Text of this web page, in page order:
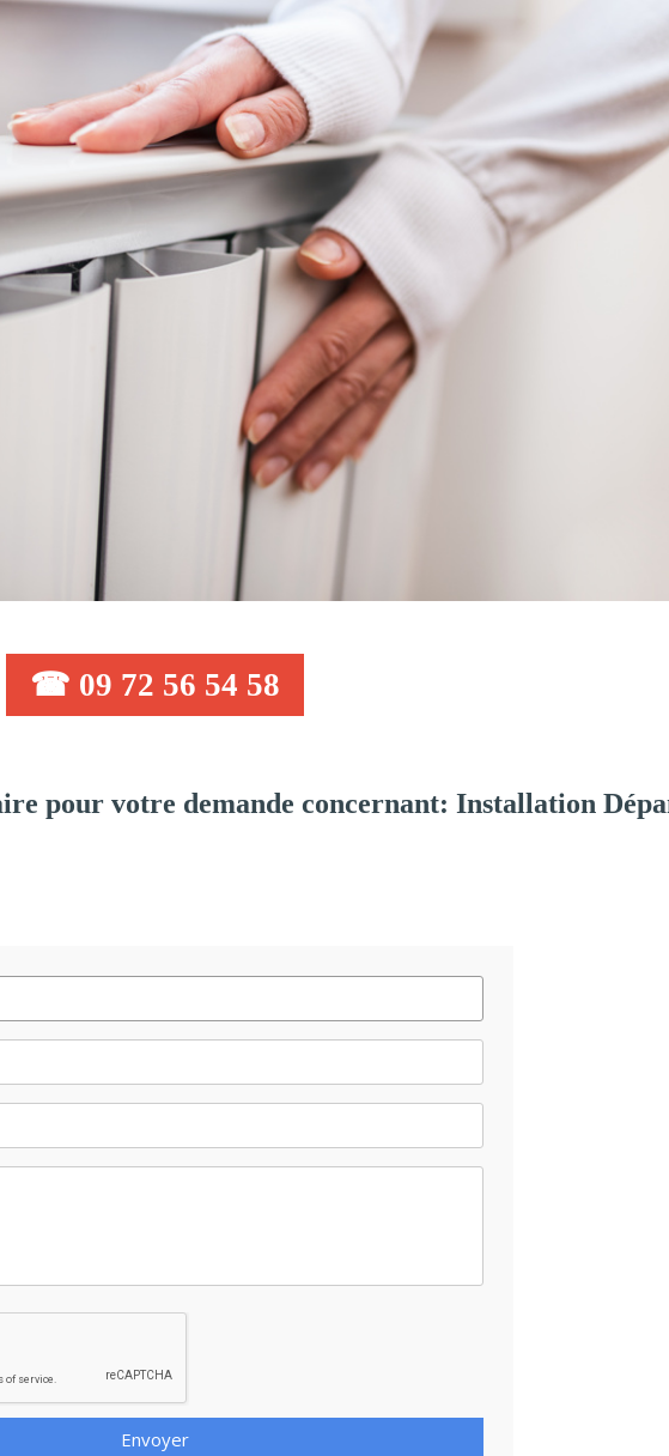
☎ 09 72 56 54 58
pour votre demande concernant: Installation
Envoyer